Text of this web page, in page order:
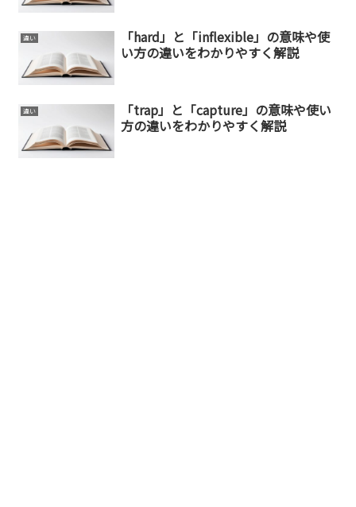
違い
「hard」と「inflexible」の意味や使
い方の違いをわかりやすく解説
違い
「trap」と「capture」の意味や使い
方の違いをわかりやすく解説